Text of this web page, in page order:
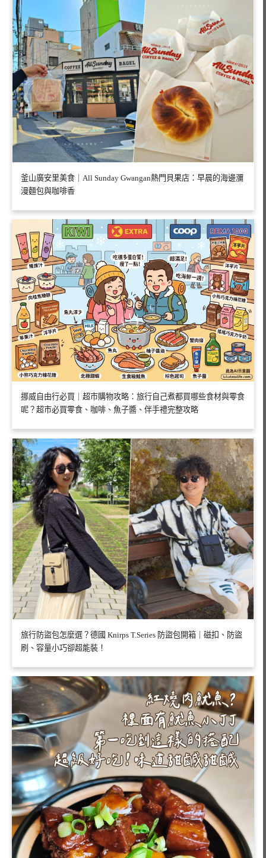
釜山廣安里美食｜All Sunday Gwangan熱門貝果店：早晨的海邊瀰
漫麵包與咖啡香
挪威自由行必買｜超市購物攻略：旅行自己煮都買哪些食材與零食
呢？超市必買零食、咖啡、魚子醬、伴手禮完整攻略
旅行防盜包怎麼選？德國 Knirps T.Series 防盜包開箱｜磁扣、防盜
刷、容量小巧卻超能裝！